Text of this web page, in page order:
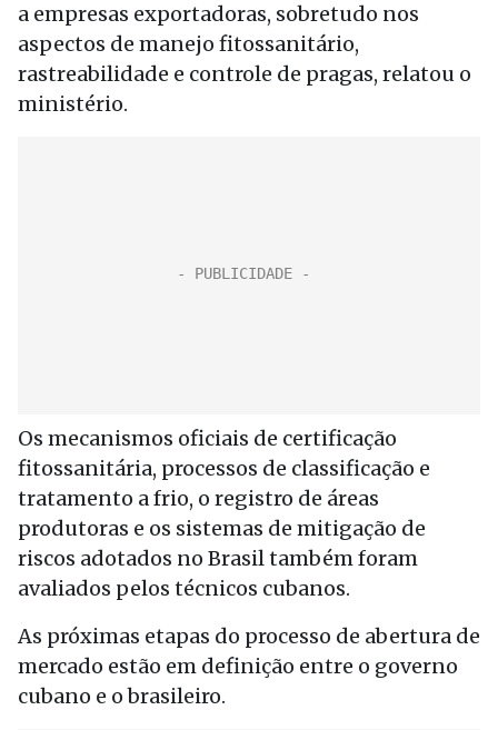
a empresas exportadoras, sobretudo nos
aspectos de manejo fitossanitário,
rastreabilidade e controle de pragas, relatou o
ministério.
Os mecanismos oficiais de certificação
fitossanitária, processos de classificação e
tratamento a frio, o registro de áreas
produtoras e os sistemas de mitigação de
riscos adotados no Brasil também foram
avaliados pelos técnicos cubanos.
As próximas etapas do processo de abertura de
mercado estão em definição entre o governo
cubano e o brasileiro.